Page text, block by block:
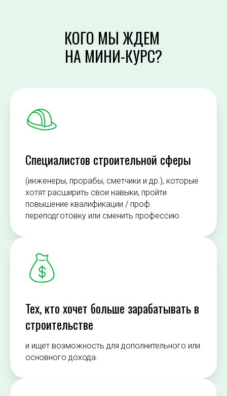
КОГО МЫ ЖДЕМ
НА МИНИ-КУРС?
Специалистов строительной сферы
(инженеры, прорабы, сметчики и др.), которые
хотят расширить свои навыки, пройти
повышение квалификации / проф.
переподготовку или сменить профессию.
Тех, кто хочет больше зарабатывать в
строительстве
и ищет возможность для дополнительного или
основного дохода.